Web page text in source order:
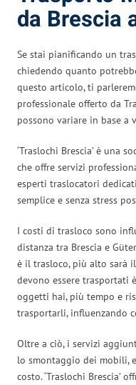
da Brescia
Se stai pianificando un
chiedendo quanto
questo articolo, ti
professionale offerto da
possono variare in base a
‘Traslochi Brescia’ è una
che offre servizi
esperti traslocatori
semplice e senza stress
I costi di trasloco sono
distanza tra Brescia e
è il trasloco, più alto sarà
devono essere trasportati
oggetti hai, più tempo e
trasportarli, influenzando
Oltre a ciò, i servizi
lo smontaggio dei mobili,
costo. ‘Traslochi Brescia’